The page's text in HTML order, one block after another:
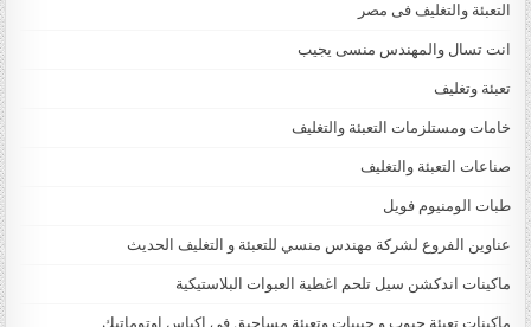
التعبئة والتغليف فى مصر
انت تسال والمهندس منسى يجيب
تعبئة وتغليف
خامات ومستلزمات التعبئة والتغليف
صناعات التعبئة والتغليف
طبات الومنيوم فويل
عناوين الفروع لشركة مهندس منسي للتعبئة و التغليف الحديث
ماكينات اندكشن سيل تلحم اغطية العبوات البلاستيكية
ماكينات تعبئة حبوب و حبيبات وتعبئة مساحيق في اكياس اوتوماتيك